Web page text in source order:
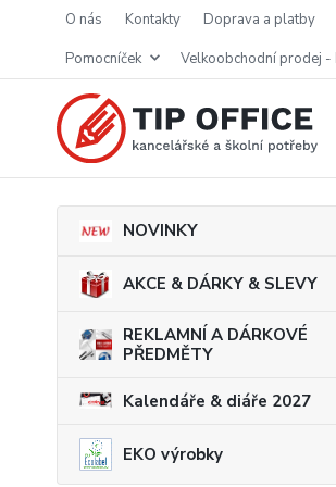
o nás kontakty doprava a platby
pomocníček
velkoobchodní prodej -
NOVINKY
AKCE & DÁRKY & SLEVY
REKLAMNÍ A DÁRKOVÉ
PŘEDMĚTY
Kalendáře & diáře 2027
EKO výrobky